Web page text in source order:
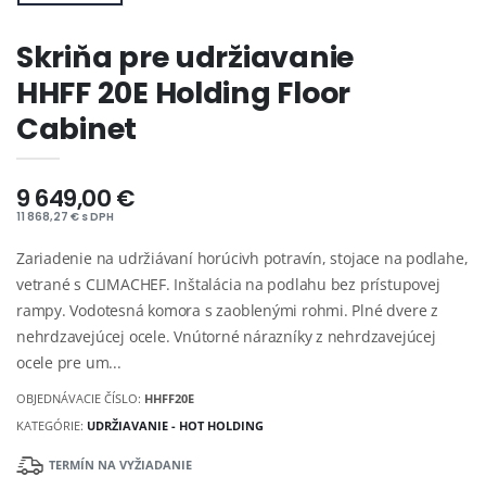
Skriňa pre udržiavanie
HHFF 20E Holding Floor
Cabinet
9 649,00 €
11 868,27 € s DPH
Zariadenie na udržiávaní horúcivh potravín, stojace na podlahe,
vetrané s CLIMACHEF. Inštalácia na podlahu bez prístupovej
rampy. Vodotesná komora s zaoblenými rohmi. Plné dvere z
nehrdzavejúcej ocele. Vnútorné nárazníky z nehrdzavejúcej
ocele pre um...
OBJEDNÁVACIE ČÍSLO: HHFF20E
KATEGÓRIE: UDRŽIAVANIE - HOT HOLDING
TERMÍN NA VYŽIADANIE